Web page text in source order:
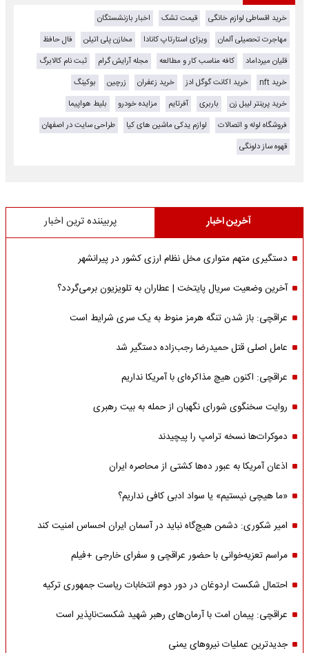
خرید اقساطی لوازم خانگی قیمت تشک
اخبار بازنشستگان
مهاجرت تحصیلی آلمان
ویزای استارتاپ کانادا مخازن پلی اتیلن
فال حافظ
قلیان میرداماد
کافه مناسب کار و مطالعه مجله آرایش گرام
ثبت نام کالابرگ
خرید nft
خرید اکانت گوگل ادز خرید زعفران زرچین
بوکینگ
خرید پرینتر لیبل زن
باربری آفرتایم مزایده خودرو
بلیط هواپیما
فروشگاه لوله و اتصالات
لوازم یدکی ماشین های کیا
طراحی سایت در اصفهان
قهوه ساز دلونگی
آخرین اخبار پربیننده ترین اخبار
دستگیری متهم متواری مخل نظام ارزی کشور در پیرانشهر
آخرین وضعیت سریال پایتخت | عطاران به تلویزیون برمی‌گردد؟
عراقچی: باز شدن تنگه هرمز منوط به یک سری شرایط است
عامل اصلی قتل حمیدرضا رجب‌زاده دستگیر شد
عراقچی: اکنون هیچ مذاکره‌ای با آمریکا نداریم
روایت سخنگوی شورای نگهبان از حمله به بیت رهبری
دموکرات‌ها نسخه ترامپ را پیچیدند
اذعان آمریکا به عبور ده‌ها کشتی از محاصره ایران
«ما هیچی نیستیم» یا سواد ادبی کافی نداریم؟
امیر شکوری: دشمن هیچ‌گاه نباید در آسمان ایران احساس امنیت کند
مراسم تعزیه‌خوانی با حضور عراقچی و سفرای خارجی +فیلم
احتمال شکست اردوغان در دور دوم انتخابات ریاست جمهوری ترکیه
عراقچی: پیمان امت با آرمان‌های رهبر شهید شکست‌ناپذیر است
جدیدترین عملیات نیروهای یمنی